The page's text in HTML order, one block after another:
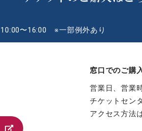
〜16:00 ※一部例外あり
窓口でのご購
営業日、営業
チケットセン
アクセス方法